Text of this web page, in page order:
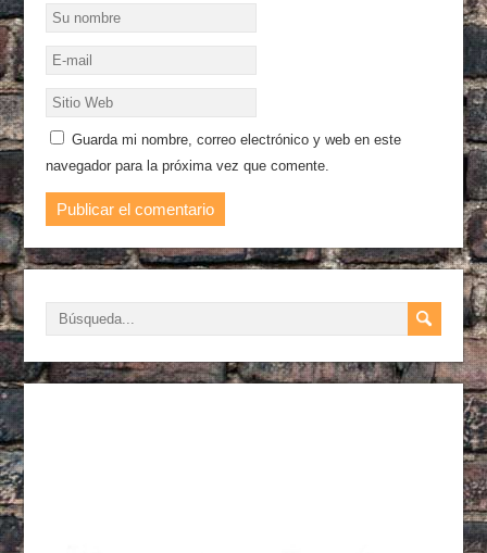
Guarda mi nombre, correo electrónico y web en este
navegador para la próxima vez que comente.